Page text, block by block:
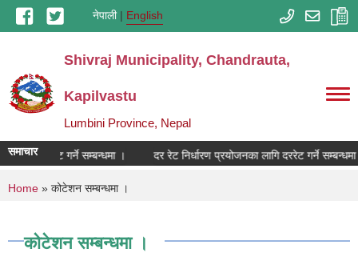
Skip to main contentनेपाली English
Shivraj Municipality, Chandrauta,
Kapilvastu
Lumbini Province, Nepal
समाचार
लागि दररेट गर्ने सम्बन्धमा । दर रेट निर्धारण प्रयोजनका लागि दररेट गर्ने सम्बन्धमा
You are here
Home » कोटेशन सम्बन्धमा ।
कोटेशन सम्बन्धमा ।